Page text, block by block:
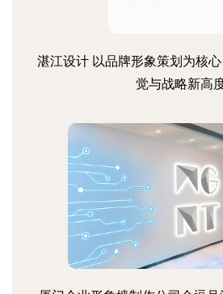
湛江设计 以品牌形象策划为核
觉与战略新高